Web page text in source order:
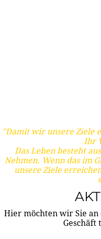
"Damit wir unsere Ziele
Ihr
Das Leben besteht
Nehmen. Wenn das im
unsere Ziele
Hier möchten wir Sie
Geschäft